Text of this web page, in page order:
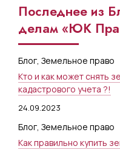
Последнее из
делам «ЮК
Блог, Земельное право
Кто и как может снять
кадастрового учета ?!
24.09.2023
Блог, Земельное право
Как правильно купить